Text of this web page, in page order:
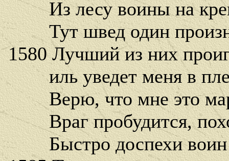
Из лесу воины на
Тут швед один
1580 Лучший из них
иль уведет меня в
Верю, что мне это
Враг пробудится,
Быстро доспехи воин